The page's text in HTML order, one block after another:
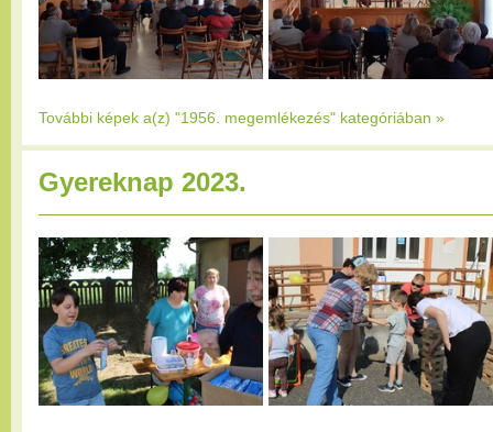
További képek a(z) "1956. megemlékezés" kategóriában »
Gyereknap 2023.